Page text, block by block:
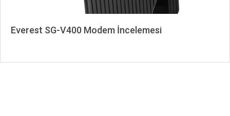
Everest SG-V400 Modem İncelemesi